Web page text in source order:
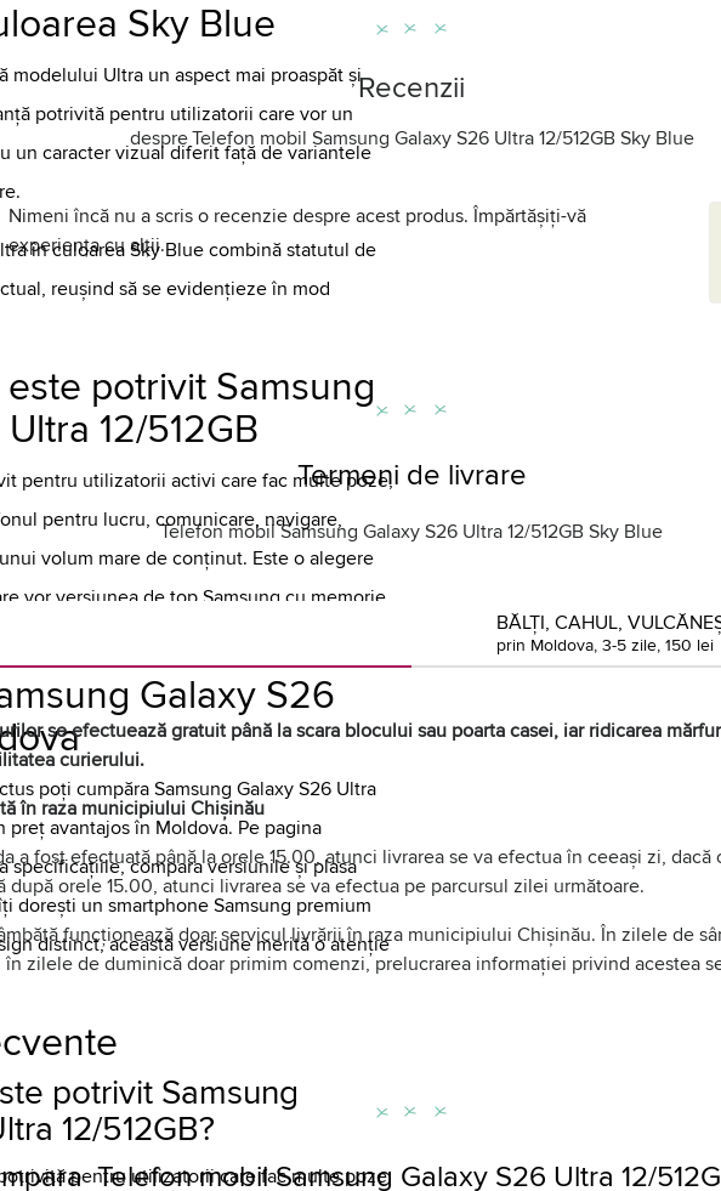
Sky Blue
modelului Ultra un aspect mai proaspăt și
potrivită pentru utilizatorii care vor un
un caracter vizual diferit față de variantele
în culoarea Sky Blue combină statutul de
reușind să se evidențieze în mod
potrivit Samsung
12/512GB
pentru utilizatorii activi care fac multe poze,
pentru lucru, comunicare, navigare,
volum mare de conținut. Este o alegere
vor versiunea de top Samsung cu memorie
Galaxy S26
poți cumpăra Samsung Galaxy S26 Ultra
preț avantajos în Moldova. Pe pagina
specificațiile, compara versiunile și plasa
dorești un smartphone Samsung premium
distinct, această versiune merită o atenție
potrivit Samsung
12/512GB?
pentru utilizatorii care fac multe poze
Recenzii
despreTelefon mobil Samsung Galaxy S26 Ultra 12/512GB Sky Blue
Nimeni încă nu a scris o recenzie despre acest produs. Împărtășiți-vă
experiența cu alții.
Termeni de livrare
Telefon mobil Samsung Galaxy S26 Ultra 12/512GB Sky Blue
BĂLȚI, CAHUL,
prin Moldova, 3-5 zile, 150 lei
se efectuează gratuit până la scara blocului sau poarta casei, iar ridicarea
curierului.
în raza municipiului Chișinău
a fost efectuată până la orele 15.00, atunci livrarea se va efectua în ceeași zi, dacă
după orele 15.00, atunci livrarea se va efectua pe parcursul zilei următoare.
funcționează doar servicul livrării în raza municipiului Chișinău. În zilele de
în zilele de duminică doar primim comenzi, prelucrarea informației privind acestea
Telefon mobil Samsung Galaxy S26 Ultra 12/